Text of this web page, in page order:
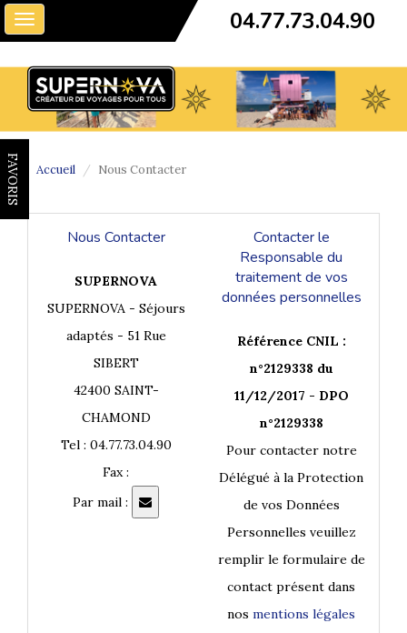
Toggle
navigation
04.77.73.04.90
FAVORIS Accueil Nous Contacter
Nous Contacter
SUPERNOVA
SUPERNOVA - Séjours
adaptés - 51 Rue
SIBERT
42400 SAINT-
CHAMOND
Tel : 04.77.73.04.90
Fax :
Par mail :
Contacter le
Responsable du
traitement de vos
données personnelles
Référence CNIL :
n°2129338 du
11/12/2017 - DPO
n°2129338
Pour contacter notre
Délégué à la Protection
de vos Données
Personnelles veuillez
remplir le formulaire de
contact présent dans
nos mentions légales